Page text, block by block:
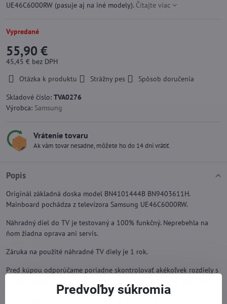
UE46C6000RW (pasuje aj na iné modely). Čítajte viac
Vypredané
55,90 €
45,45 € bez DPH
Otázka k produktu
Strážny pes
Spôsob doručenia
Skladové číslo: TVA0276
Výrobca: Samsung
Vrátenie tovaru
Ak vám tovar nesadne, môžete ho do 14 dní vrátiť.
Popis
Originál základná doska model BN4101444B BN9403611H.
Mainboard pochádza z televízora Samsung UE46C6000RW.
Náhradný diel do TV je testovaný a 100% funkčný. Neprebehla na
ňom žiadna oprava ani servis.
Záruka na použité náhradné TV diely je 1 rok.
Pred kúpou odporúčame poriadne skontrolovať akékoľvek rozdiely s
Rovnako dôležitá môže byť zhoda modelového čísla dosky, ktoré
Predvoľby súkromia